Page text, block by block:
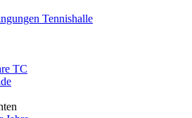
Tennishalle
TC